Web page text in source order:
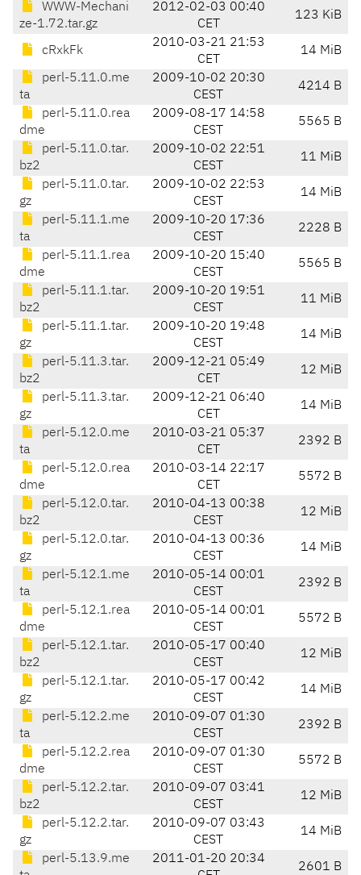
WWW-Mechani
ze-1.72.tar.gz
2012-02-03 00:40
CET
123 KiB
cRxkFk
2010-03-21 21:53
CET
14 MiB
perl-5.11.0.me
ta
2009-10-02 20:30
CEST
4214 B
perl-5.11.0.rea
dme
2009-08-17 14:58
CEST
5565 B
perl-5.11.0.tar.
bz2
2009-10-02 22:51
CEST
11 MiB
perl-5.11.0.tar.
gz
2009-10-02 22:53
CEST
14 MiB
perl-5.11.1.me
ta
2009-10-20 17:36
CEST
2228 B
perl-5.11.1.rea
dme
2009-10-20 15:40
CEST
5565 B
perl-5.11.1.tar.
bz2
2009-10-20 19:51
CEST
11 MiB
perl-5.11.1.tar.
gz
2009-10-20 19:48
CEST
14 MiB
perl-5.11.3.tar.
bz2
2009-12-21 05:49
CET
12 MiB
perl-5.11.3.tar.
gz
2009-12-21 06:40
CET
14 MiB
perl-5.12.0.me
ta
2010-03-21 05:37
CET
2392 B
perl-5.12.0.rea
dme
2010-03-14 22:17
CET
5572 B
perl-5.12.0.tar.
bz2
2010-04-13 00:38
CEST
12 MiB
perl-5.12.0.tar.
gz
2010-04-13 00:36
CEST
14 MiB
perl-5.12.1.me
ta
2010-05-14 00:01
CEST
2392 B
perl-5.12.1.rea
dme
2010-05-14 00:01
CEST
5572 B
perl-5.12.1.tar.
bz2
2010-05-17 00:40
CEST
12 MiB
perl-5.12.1.tar.
gz
2010-05-17 00:42
CEST
14 MiB
perl-5.12.2.me
ta
2010-09-07 01:30
CEST
2392 B
perl-5.12.2.rea
dme
2010-09-07 01:30
CEST
5572 B
perl-5.12.2.tar.
bz2
2010-09-07 03:41
CEST
12 MiB
perl-5.12.2.tar.
gz
2010-09-07 03:43
CEST
14 MiB
perl-5.13.9.me
2011-01-20 20:34
2601 B